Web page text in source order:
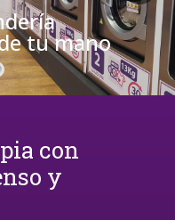
tu mano
con
y